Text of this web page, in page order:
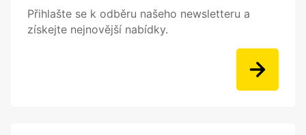
Přihlašte se k odběru našeho newsletteru a
získejte nejnovější nabídky.